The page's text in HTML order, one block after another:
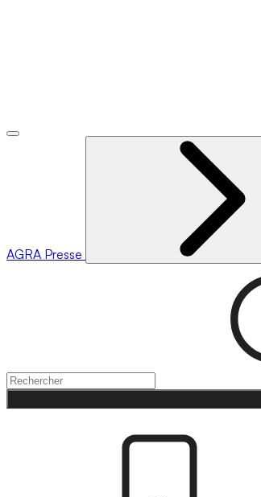
AGRA Presse